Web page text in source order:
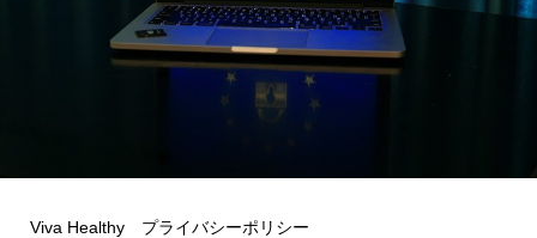
Viva Healthy プライバシーポリシー